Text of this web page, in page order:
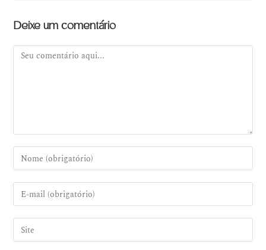
Deixe um comentário